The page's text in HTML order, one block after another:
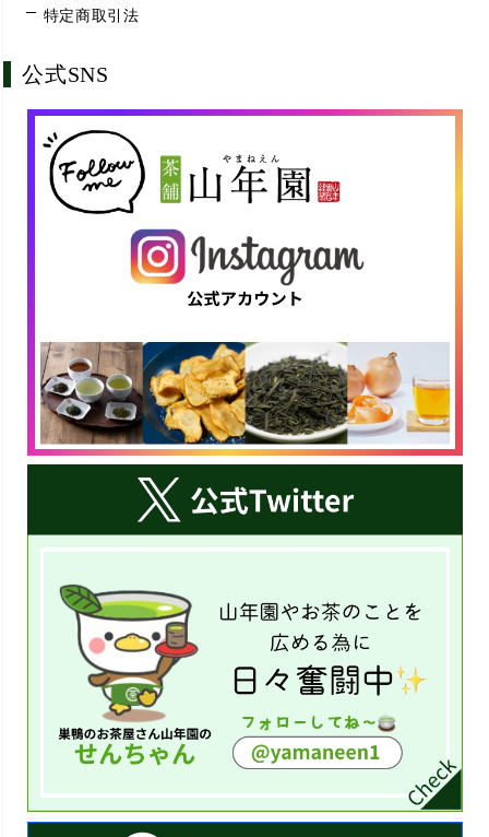
特定商取引法
公式SNS